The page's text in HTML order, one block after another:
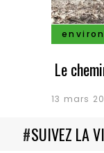
Le
13 mars
#SUIVEZ LA